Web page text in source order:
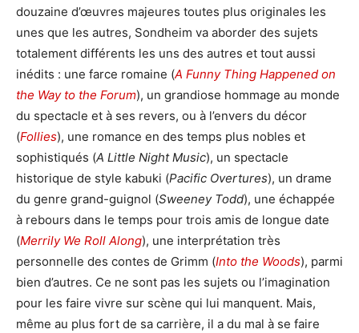
douzaine d’œuvres majeures toutes plus originales les
unes que les autres, Sondheim va aborder des sujets
totalement différents les uns des autres et tout aussi
inédits : une farce romaine (A Funny Thing Happened on
the Way to the Forum), un grandiose hommage au monde
du spectacle et à ses revers, ou à l’envers du décor
(Follies), une romance en des temps plus nobles et
sophistiqués (A Little Night Music), un spectacle
historique de style kabuki (Pacific Overtures), un drame
du genre grand-guignol (Sweeney Todd), une échappée
à rebours dans le temps pour trois amis de longue date
(Merrily We Roll Along), une interprétation très
personnelle des contes de Grimm (Into the Woods), parmi
bien d’autres. Ce ne sont pas les sujets ou l’imagination
pour les faire vivre sur scène qui lui manquent. Mais,
même au plus fort de sa carrière, il a du mal à se faire